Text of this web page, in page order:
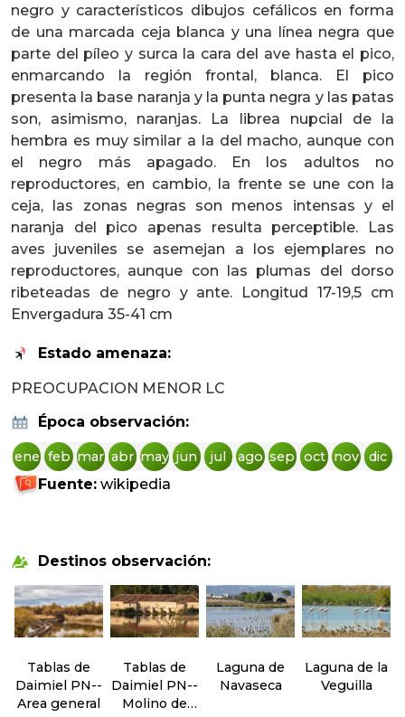
negro y característicos dibujos cefálicos en forma
de una marcada ceja blanca y una línea negra que
parte del píleo y surca la cara del ave hasta el pico,
enmarcando la región frontal, blanca. El pico
presenta la base naranja y la punta negra y las patas
son, asimismo, naranjas. La librea nupcial de la
hembra es muy similar a la del macho, aunque con
el negro más apagado. En los adultos no
reproductores, en cambio, la frente se une con la
ceja, las zonas negras son menos intensas y el
naranja del pico apenas resulta perceptible. Las
aves juveniles se asemejan a los ejemplares no
reproductores, aunque con las plumas del dorso
ribeteadas de negro y ante. Longitud 17-19,5 cm
Envergadura 35-41 cm
Estado amenaza:
PREOCUPACION MENOR LC
Época observación:
ene feb mar abr may jun jul ago sep oct nov dic
Fuente: wikipedia
Destinos observación:
Tablas de
Daimiel PN--
Area general
Tablas de
Daimiel PN--
Molino de
Laguna de
Navaseca
Laguna de la
Veguilla